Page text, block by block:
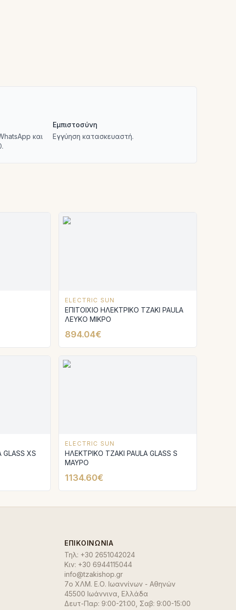
και
Εμπιστοσύνη
Εγγύηση κατασκευαστή.
ELECTRIC SUN
ΕΠΙΤΟΙΧΙΟ ΗΛΕΚΤΡΙΚΟ ΤΖΑΚΙ PAULA
ΛΕΥΚΟ ΜΙΚΡΟ
894.04€
XS
ELECTRIC SUN
ΗΛΕΚΤΡΙΚΟ ΤΖΑΚΙ PAULA GLASS S
ΜΑΥΡΟ
1134.60€
ΕΠΙΚΟΙΝΩΝΊΑ
Τηλ: +30 2651042024
Κιν: +30 6944115044
info@tzakishop.gr
7ο ΧΛΜ. Ε.Ο. Ιωαννίνων - Αθηνών
45500 Ιωάννινα Ελλάδα
Δευτ-Παρ: 9:00-21:00, Σαβ: 9:00-15:00